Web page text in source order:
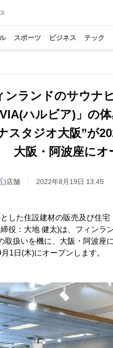
スポーツ ビジネス テック
ンランドのサウナ
ハルビア)」の
スタジオ大阪”が
大阪・阿波座にオ
)店舗 2022年8月19日 13:45
した住設建材の販売及び住
役：大地 健太)は、フィンラ
取扱いを機に、大阪・阿波座
1日(木)にオープンします。